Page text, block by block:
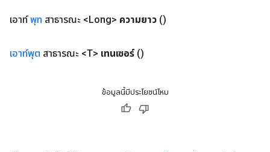
เอาท์พุท สาธารณะ <Long> ความยาว ()
เอาท์พุต สาธารณะ <T> เทนเซอร์ ()
ข้อมูลนี้มีประโยชน์ไหม